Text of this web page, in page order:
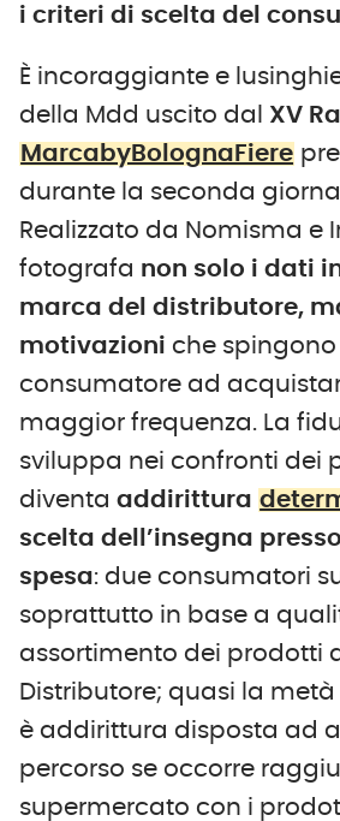
i criteri di scelta del
È incoraggiante e
della Mdd uscito dal XV
MarcabyBolognaFiere
durante la seconda
Realizzato da Nomisma e
fotografa non solo i dati
marca del distributore,
motivazioni che spingono
consumatore ad
maggior frequenza. La
sviluppa nei confronti dei
diventa addirittura
scelta dell’insegna
spesa: due consumatori
soprattutto in base a
assortimento dei prodotti
Distributore; quasi la
è addirittura disposta ad
percorso se occorre
supermercato con i